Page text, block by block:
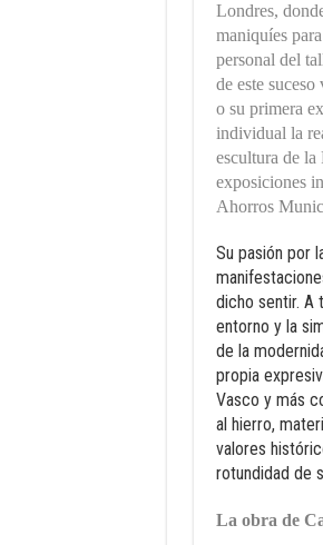
Londres,
maniquíes
personal del
de este
o su primera
individual la
escultura de
exposiciones
Ahorros
Su pasión por
dicho sentir. A
entorno y la
de la
propia
Vasco y más
al hierro,
valores
rotundidad de
La obra de